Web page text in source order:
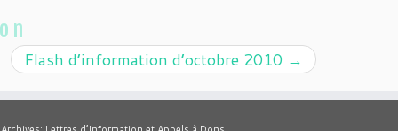
Flash d’information d’octobre 2010 →